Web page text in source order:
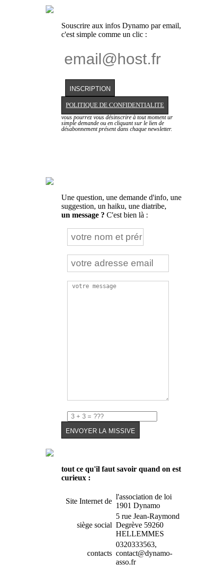
Souscrire aux infos Dynamo par email,
c'est simple comme un clic :
POLITIQUE DE CONFIDENTIALITE
vous pourrez vous désinscrire à tout moment ur
simple demande ou en cliquant sur le lien de
désabonnement présent dans chaque newsletter.
Une question, une demande d'info, une
suggestion, un haiku, une diatribe,
un message ? C'est bien là :
tout ce qu'il faut savoir quand on est
curieux :
Site Internet de
l'association de loi
1901 Dynamo
siège social
5 rue Jean-Raymond
Degrève 59260
HELLEMMES
contacts
0320333563,
contact@dynamo-
asso.fr